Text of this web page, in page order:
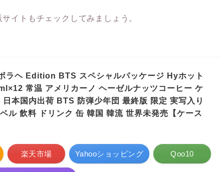
イトもチェックしてみましょう。
ラヘ Edition BTS スペシャルパッケージ Hyホット
常温 アメリカーノ ヘーゼルナッツコーヒー ケ
本国内出荷 BTS 防弾少年団 最終版 限定 実写入り
ル 飲料 ドリンク 缶 韓国 韓流 世界未発売【ケース
楽天市場 Yahooショッピング Qoo10